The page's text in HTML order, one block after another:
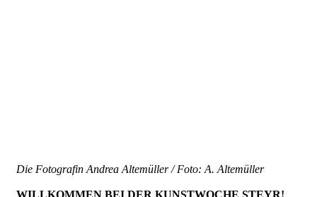
Die Fotografin Andrea Altemüller / Foto: A. Altemüller
WILLKOMMEN BEI DER KUNSTWOCHE STEYR!